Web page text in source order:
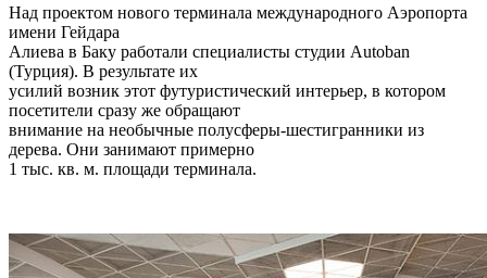
Над проектом нового терминала международного Аэропорта
имени Гейдара
Алиева в Баку работали специалисты студии Autoban
(Турция). В результате их
усилий возник этот футуристический интерьер, в котором
посетители сразу же обращают
внимание на необычные полусферы-шестигранники из
дерева. Они занимают примерно
1 тыс. кв. м. площади терминала.